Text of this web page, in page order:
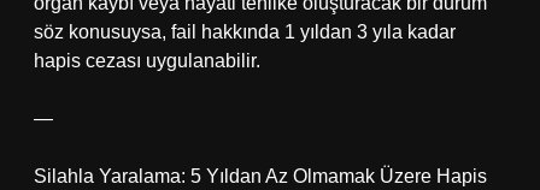
söz konusuysa, fail hakkında 1 yıldan 3 yıla kadar
hapis cezası uygulanabilir.
—
Silahla Yaralama: 5 Yıldan Az Olmamak Üzere Hapis